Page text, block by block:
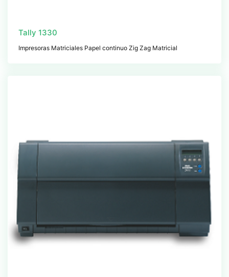
Tally 1330
Impresoras Matriciales Papel continuo Zig Zag Matricial